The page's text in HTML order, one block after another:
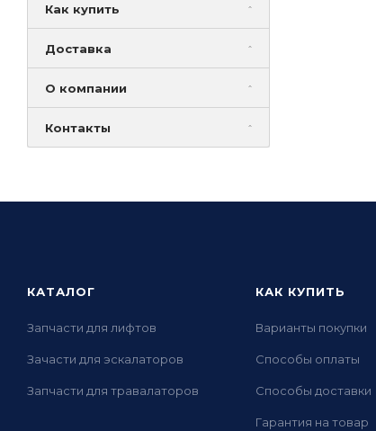
Как купить
Доставка
О компании
Контакты
КАТАЛОГ
Запчасти для лифтов
Зачасти для эскалаторов
Запчасти для травалаторов
КАК КУПИТЬ
Варианты покупки
Способы оплаты
Способы доставки
Гарантия на товар